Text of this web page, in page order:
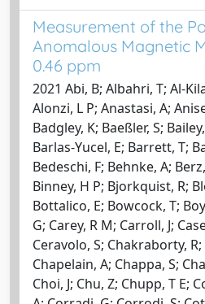
Measurement of the
Anomalous Magnetic
0.46 ppm
2021 Abi, B; Albahri, T; Al-
Alonzi, L P; Anastasi, A;
Badgley, K; Baeßler, S;
Barlas-Yucel, E; Barrett, T;
Bedeschi, F; Behnke, A;
Binney, H P; Bjorkquist, R;
Bottalico, E; Bowcock, T;
G; Carey, R M; Carroll, J;
Ceravolo, S; Chakraborty, R;
Chapelain, A; Chappa, S;
Choi, J; Chu, Z; Chupp, T E;